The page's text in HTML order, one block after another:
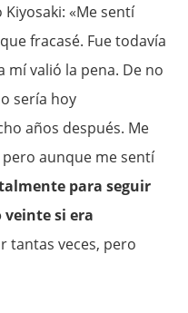
Kiyosaki: «Me sentí
fracasé. Fue todavía
mí valió la pena. De no
sería hoy
años después. Me
aunque me sentí
para seguir
veinte si era
tantas veces, pero